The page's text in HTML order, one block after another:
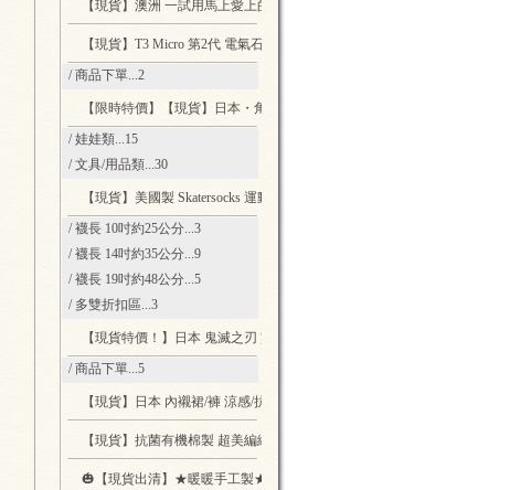
【現貨】澳洲 一試用馬上愛上的綿羊乳
【現貨】T3 Micro 第2代 電氣石柔風技術 輕量負離子吹風機
/ 商品下單...2
【限時特價】【現貨】日本・角落生物
/ 娃娃類...15
/ 文具/用品類...30
【現貨】美國製 Skatersocks 運動風復古襪
/ 襪長 10吋約25公分...3
/ 襪長 14吋約35公分...9
/ 襪長 19吋約48公分...5
/ 多雙折扣區...3
【現貨特價！】日本 鬼滅之刃 實用文具
/ 商品下單...5
【現貨】日本 內襯裙/褲 涼感/抗菌 適合穿著寬褲長裙時內搭
【現貨】抗菌有機棉製 超美編織圖案保暖布口罩套 可自行換濾芯
🎃【現貨出清】★暖暖手工製★動物帽圍脖圍 - 日本製布料 x 台灣師傅手作